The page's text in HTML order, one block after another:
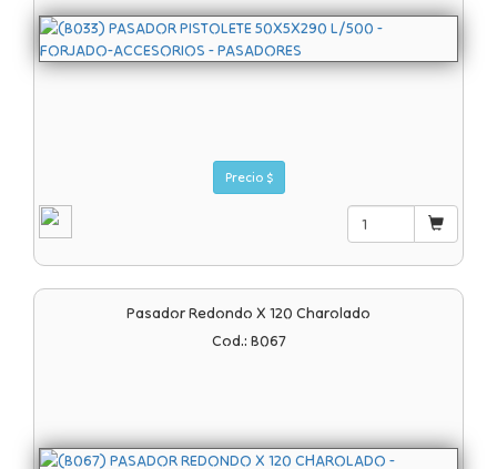
Precio $
Pasador Redondo X 120 Charolado
Cod.: B067